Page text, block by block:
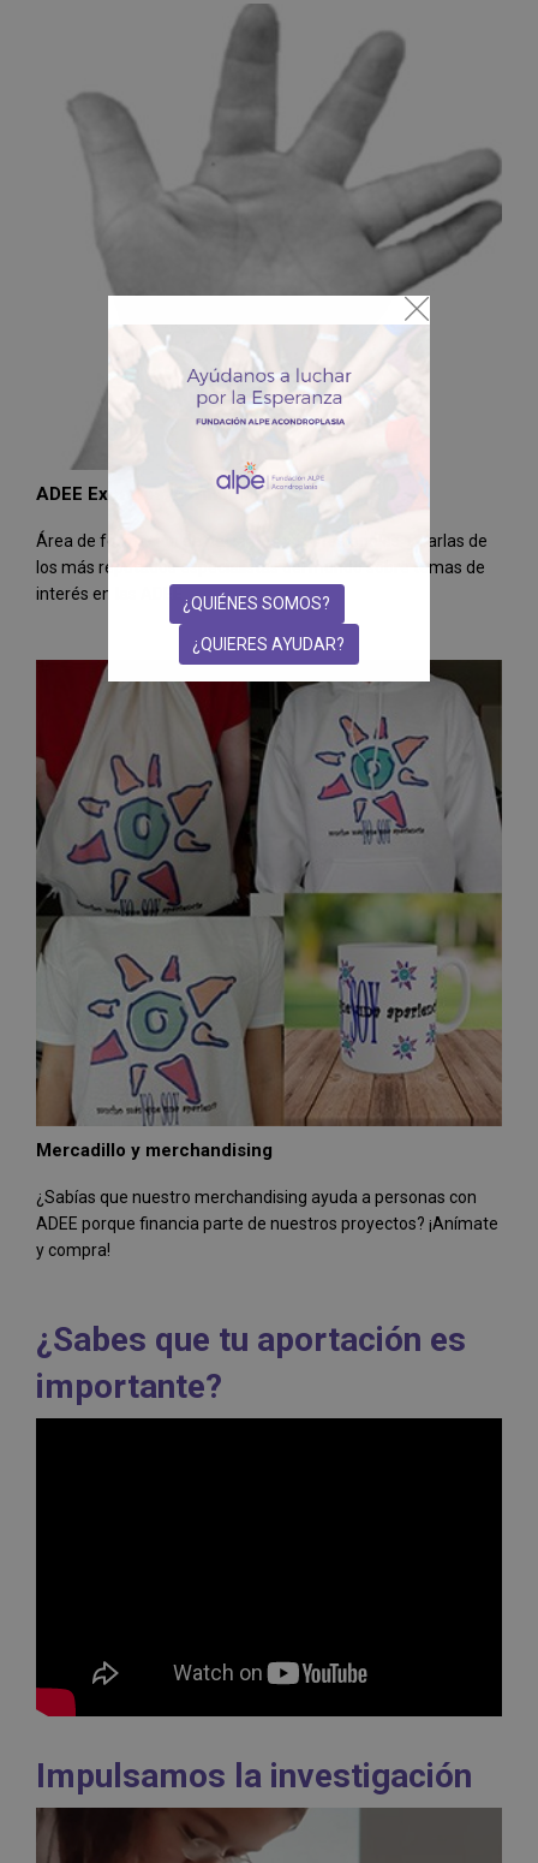
ADEE Expertos. Formación
Área de formación de pacientes y profesionales. Charlas de
los más reputados especialistas del mundo sobre temas de
interés en las ADEE
Mercadillo y merchandising
¿Sabías que nuestro merchandising ayuda a personas con
ADEE porque financia parte de nuestros proyectos? ¡Anímate
y compra!
¿Sabes que tu aportación es
importante?
Impulsamos la investigación
¿QUIÉNES SOMOS?
¿QUIERES AYUDAR?